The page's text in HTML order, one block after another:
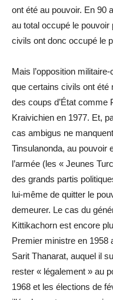
ont été au pouvoir. En 90
au total occupé le
civils ont donc occupé le
Mais l’opposition
que certains civils ont
des coups d’État comme
Kraivichien en 1977. Et,
cas ambigus ne
Tinsulanonda, au pouvoir
l’armée (les « Jeunes
des grands partis
lui-même de quitter le
demeurer. Le cas du
Kittikachorn est encore
Premier ministre en 1958
Sarit Thanarat, auquel il
rester « légalement » au
1968 et les élections de